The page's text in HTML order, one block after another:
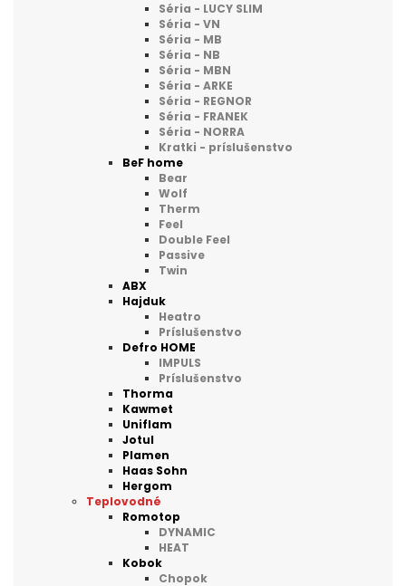
Séria - LUCY SLIM
Séria - VN
Séria - MB
Séria - NB
Séria - MBN
Séria - ARKE
Séria - REGNOR
Séria - FRANEK
Séria - NORRA
Kratki - príslušenstvo
BeF home
Bear
Wolf
Therm
Feel
Double Feel
Passive
Twin
ABX
Hajduk
Heatro
Príslušenstvo
Defro HOME
IMPULS
Príslušenstvo
Thorma
Kawmet
Uniflam
Jotul
Plamen
Haas Sohn
Hergom
Teplovodné
Romotop
DYNAMIC
HEAT
Kobok
Chopok